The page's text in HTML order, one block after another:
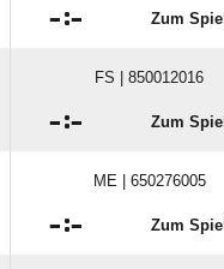
: Zum Spiel
FS | 850012016
: Zum Spiel
ME | 650276005
: Zum Spiel